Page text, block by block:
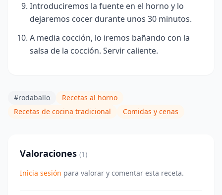
Introduciremos la fuente en el horno y lo
dejaremos cocer durante unos 30 minutos.
A media cocción, lo iremos bañando con la
salsa de la cocción. Servir caliente.
#rodaballo
Recetas al horno
Recetas de cocina tradicional
Comidas y cenas
Valoraciones (1)
Inicia sesión para valorar y comentar esta receta.